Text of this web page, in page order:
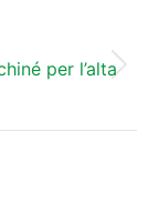
per l’alta